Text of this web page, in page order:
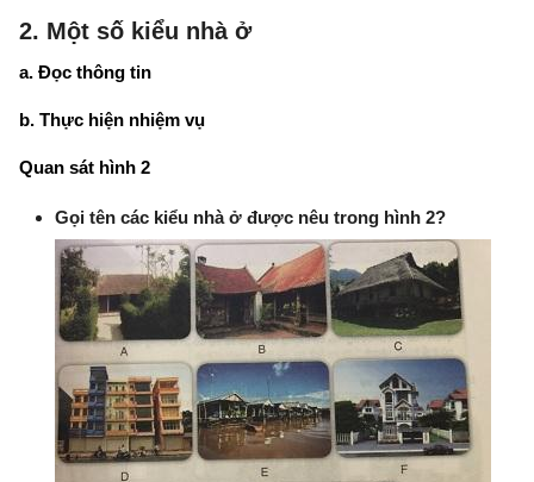
2. Một số kiểu nhà ở
a. Đọc thông tin
b. Thực hiện nhiệm vụ
Quan sát hình 2
Gọi tên các kiểu nhà ở được nêu trong hình 2?